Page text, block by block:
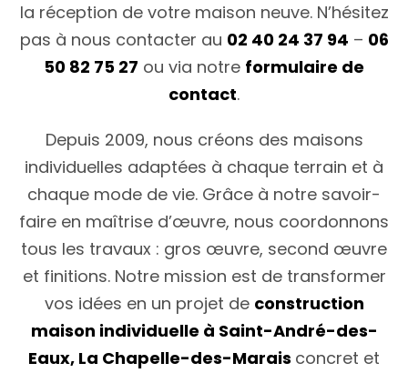
la réception de votre maison neuve. N’hésitez
pas à nous contacter au 02 40 24 37 94 – 06
50 82 75 27 ou via notre formulaire de
contact.
Depuis 2009, nous créons des maisons
individuelles adaptées à chaque terrain et à
chaque mode de vie. Grâce à notre savoir-
faire en maîtrise d’œuvre, nous coordonnons
tous les travaux : gros œuvre, second œuvre
et finitions. Notre mission est de transformer
vos idées en un projet de construction
maison individuelle à Saint-André-des-
Eaux, La Chapelle-des-Marais concret et